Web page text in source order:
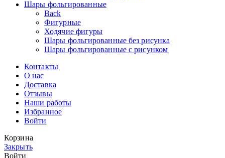
Шары фольгированные
Back
Фигурные
Ходячие фигуры
Шары фольгированные без рисунка
Шары фольгированные с рисунком
Контакты
О нас
Доставка
Отзывы
Наши работы
Избранное
Войти
Корзина
Закрыть
Войти